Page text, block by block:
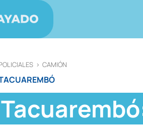
> CAMIÓN